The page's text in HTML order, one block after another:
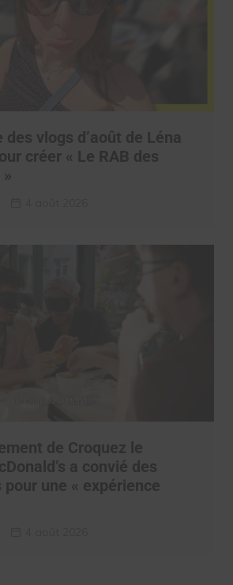
des vlogs d’août de Léna
créer « Le RAB des
de Croquez le
a convié des
une « expérience